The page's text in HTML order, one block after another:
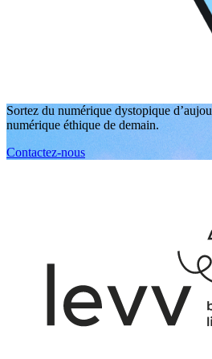
Sortez du numérique dystopique
numérique éthique de demain.
Contactez-nous